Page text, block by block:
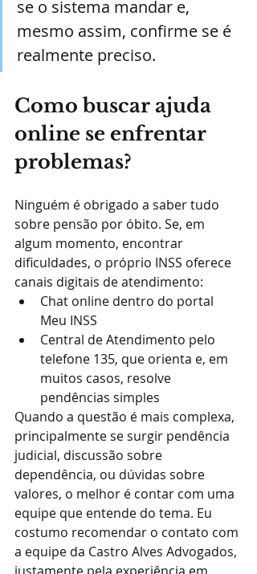
se o sistema mandar e,
mesmo assim, confirme se é
realmente preciso.
Como buscar ajuda
online se enfrentar
problemas?
Ninguém é obrigado a saber tudo
sobre pensão por óbito. Se, em
algum momento, encontrar
dificuldades, o próprio INSS oferece
canais digitais de atendimento:
Chat online dentro do portal
Meu INSS
Central de Atendimento pelo
telefone 135, que orienta e, em
muitos casos, resolve
pendências simples
Quando a questão é mais complexa,
principalmente se surgir pendência
judicial, discussão sobre
dependência, ou dúvidas sobre
valores, o melhor é contar com uma
equipe que entende do tema. Eu
costumo recomendar o contato com
a equipe da Castro Alves Advogados,